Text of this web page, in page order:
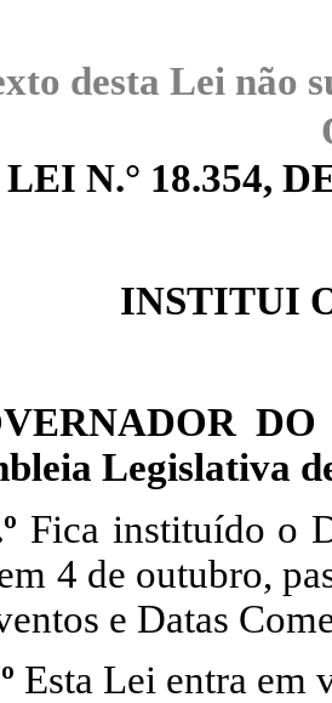
desta Lei não
LEI N.° 18.354,
INSTITUI
Legislativa
Fica instituído o
4 de outubro,
e Datas
Esta Lei entra em